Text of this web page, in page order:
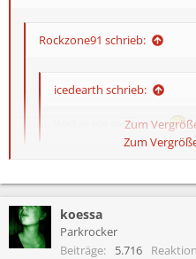
Rockzone91 schrieb:
icedearth schrieb:
Weil er nie sex hatte....
Zum
:smt043Stimmt nie bei RIP
da meine Freundin nicht RIP-
Stimmt aufblasbar kann leicht
Zum
koessa
Parkrocker
Beiträge
5.716